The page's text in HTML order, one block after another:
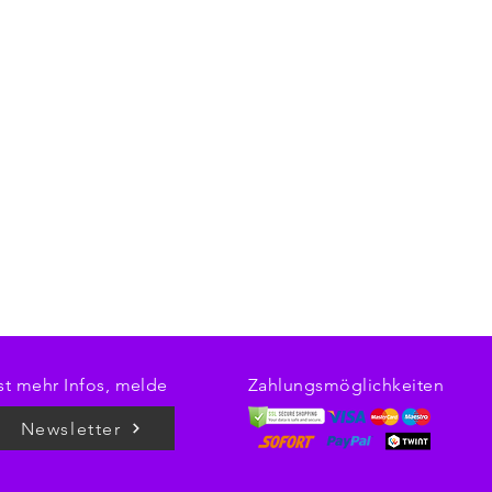
Zahlungsmöglichkeiten
Newsletter
mehr Infos, melde